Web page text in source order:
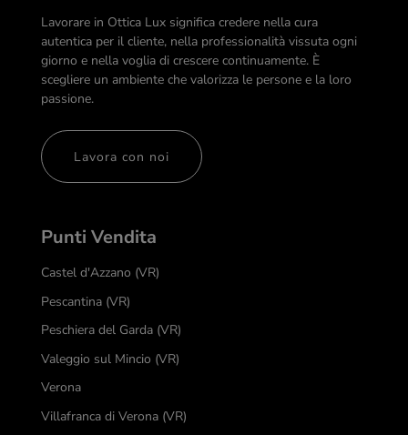
Punti Vendita
Castel d'Azzano (VR)
Pescantina (VR)
Peschiera del Garda (VR)
Valeggio sul Mincio (VR)
Verona
Villafranca di Verona (VR)
Lavorare in Ottica Lux significa credere nella cura
autentica per il cliente, nella professionalità vissuta ogni
giorno e nella voglia di crescere continuamente. È
scegliere un ambiente che valorizza le persone e la loro
passione.
Lavora con noi